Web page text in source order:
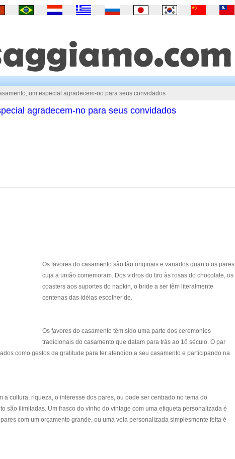
um especial agradecem-no para seus convidados
agradecem-no para seus convidados
Os favores do casamento são tão originais e variados quanto os pares
cuja a união comemoram. Dos vidros do tiro às rosas do chocolate, os
coasters aos suportes do napkin, o bride a ser têm literalmente
centenas das idéias escolher de.
Os favores do casamento têm sido uma parte dos ceremonies
tradicionais do casamento que datam para trás ao 1õ século. O par
como gestos da gratitude para ter atendido a seu casamento e participando na
a cultura, riqueza, o interesse dos pares, ou pode ser centrado no tema do
são ilimitadas. Um frasco do vinho do vintage com uma etiqueta personalizada é
com um orçamento grande, ou uma vela personalizada simplesmente feita é